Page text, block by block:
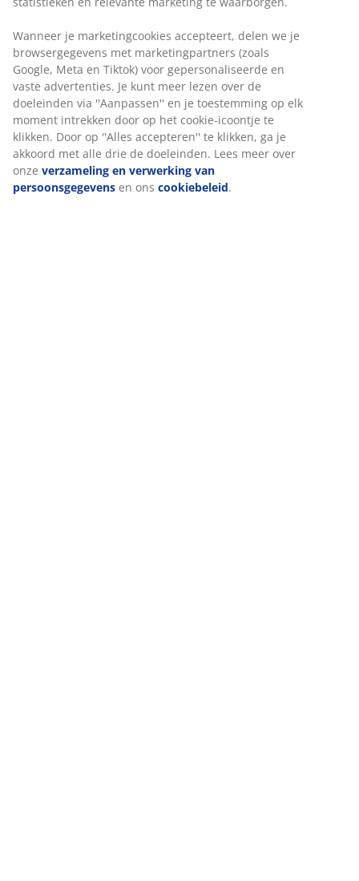
Wanneer je marketingcookies accepteert, delen we je
browsergegevens met marketingpartners (zoals
Google, Meta en Tiktok) voor gepersonaliseerde en
vaste advertenties. Je kunt meer lezen over de
doeleinden via ''Aanpassen'' en je toestemming op elk
moment intrekken door op het cookie-icoontje te
klikken. Door op ''Alles accepteren'' te klikken, ga je
akkoord met alle drie de doeleinden. Lees meer over
onze verzameling en verwerking van
persoonsgegevens en ons cookiebeleid.